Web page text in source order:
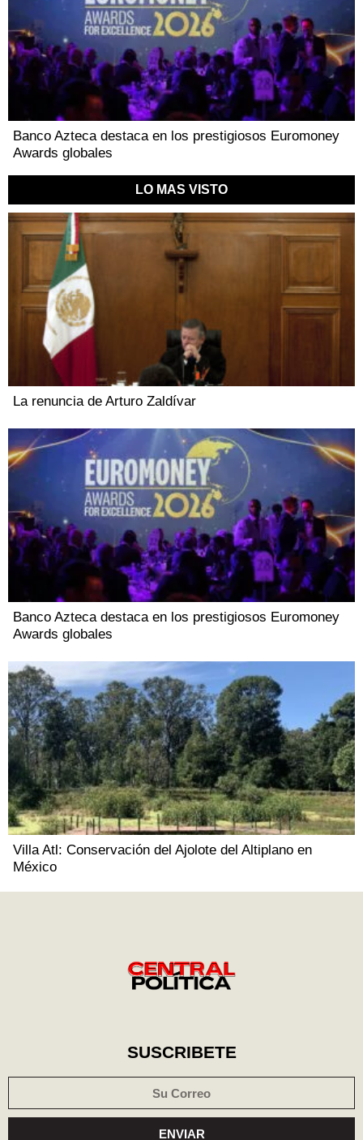
Banco Azteca destaca en los prestigiosos Euromoney
Awards globales
LO MAS VISTO
La renuncia de Arturo Zaldívar
Banco Azteca destaca en los prestigiosos Euromoney
Awards globales
Villa Atl: Conservación del Ajolote del Altiplano en
México
SUSCRIBETE
ENVIAR